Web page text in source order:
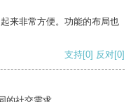
来非常方便。功能的布局也
支持[0] 反对[0]